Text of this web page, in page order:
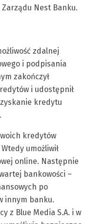
Zarządu Nest Banku.
zdalnej
i podpisania
zakończył
i udostępnił
kredytu
kredytów
umożliwił
online. Następnie
bankowości –
po
innym banku.
z Blue Media S.A. i w